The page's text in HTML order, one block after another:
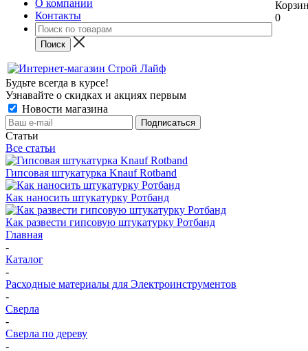
О компании
Контакты
0
Будьте всегда в курсе!
Узнавайте о скидках и акциях первым
Новости магазина
Статьи
Все статьи
Гипсовая штукатурка Knauf Rotband
Как наносить штукатурку Ротбанд
Как развести гипсовую штукатурку Ротбанд
Главная
-
Каталог
-
Расходные материалы для Электроинструментов
-
Сверла
-
Сверла по дереву
-